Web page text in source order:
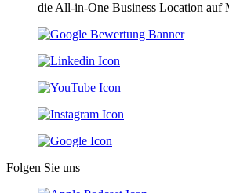
die All-in-One Business Location auf
Folgen Sie uns